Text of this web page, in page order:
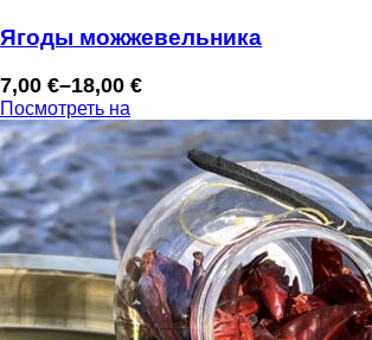
Ягоды можжевельника
7,00 €–18,00 €
Диапазон
цен:
7,00 €
–
18,00 €
Посмотреть на